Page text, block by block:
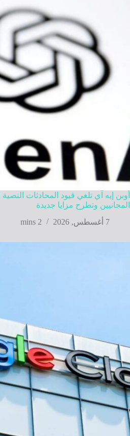
المجانيين وتطرح مزايا جديدة
7 أغسطس, 2026
2 mins